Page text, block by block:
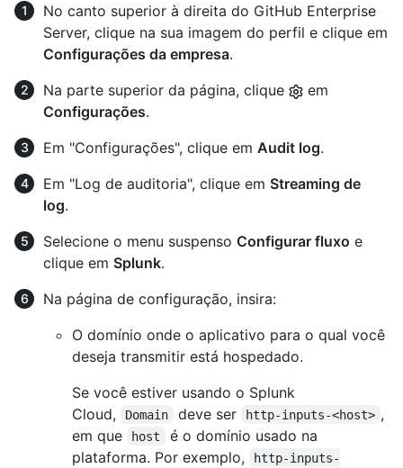
No canto superior à direita do GitHub Enterprise
Server, clique na sua imagem do perfil e clique em
Configurações da empresa.
Na parte superior da página, clique
em
Configurações.
Em "Configurações", clique em Audit log.
Em "Log de auditoria", clique em Streaming de
log.
Selecione o menu suspenso Configurar fluxo e
clique em Splunk.
Na página de configuração, insira:
O domínio onde o aplicativo para o qual você
deseja transmitir está hospedado.
Se você estiver usando o Splunk
Cloud,
Domain deve ser http-inputs-<host> ,
em que
host
é o domínio usado na
plataforma. Por exemplo,
http-inputs-